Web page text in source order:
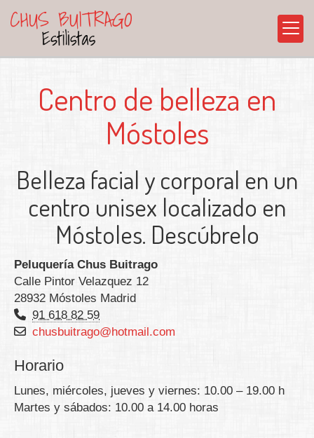
Centro de belleza en
Móstoles
Belleza facial y corporal en un
centro unisex localizado en
Móstoles. Descúbrelo
Peluquería Chus Buitrago
Calle Pintor Velazquez 12
28932 Móstoles Madrid
91 618 82 59
chusbuitrago
hotmail.com
Horario
Lunes, miércoles, jueves y viernes: 10.00 – 19.00 h
Martes y sábados: 10.00 a 14.00 horas